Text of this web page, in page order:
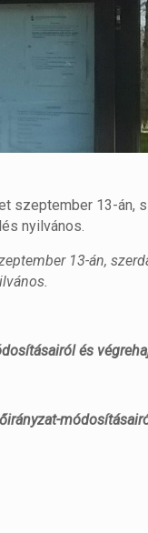
szeptember 13-án,
nyilvános.
13-án,
és